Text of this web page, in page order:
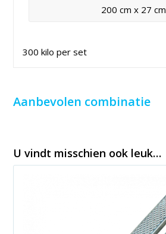
200 cm x 27 cm
300 kilo per set
Aanbevolen combinatie
U vindt misschien ook leuk…